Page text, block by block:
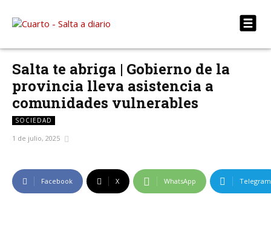
Salta te abriga | Gobierno de la
provincia lleva asistencia a
comunidades vulnerables
SOCIEDAD
1 de julio, 2025
Facebook X WhatsApp Telegram